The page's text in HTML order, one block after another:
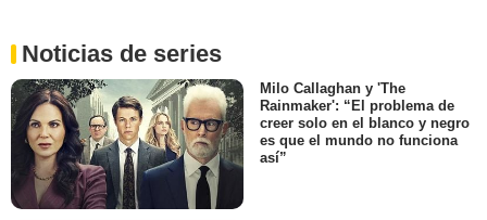
Noticias de series
Milo Callaghan y 'The
Rainmaker': “El problema de
creer solo en el blanco y negro
es que el mundo no funciona
así”